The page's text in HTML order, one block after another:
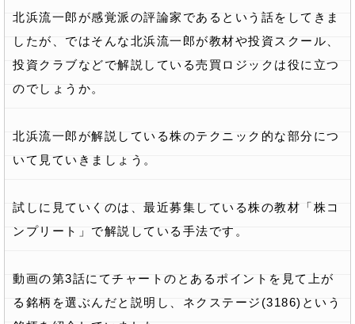
北浜流一郎が感覚派の評論家であるという話をしてきま
したが、ではそんな北浜流一郎が教材や投資スクール、
投資クラブなどで解説している売買ロジックは役に立つ
のでしょうか。
北浜流一郎が解説している株のテクニック的な部分につ
いて見ていきましょう。
試しに見ていくのは、最近募集している株の教材「株コ
ンプリート」で解説している手法です。
動画の第3話にてチャートのとあるポイントを見て上が
る銘柄を選ぶんだと説明し、ネクステージ(3186)という